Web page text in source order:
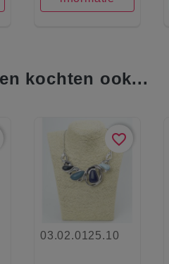
kochten ook...
favorite_border
03.02.0125.10